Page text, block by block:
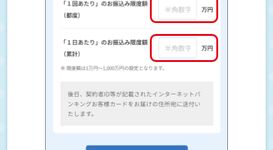
その他